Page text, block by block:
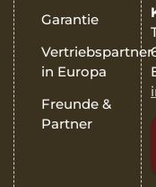
Garantie
Vertriebspartner
in Europa
Freunde &
Partner